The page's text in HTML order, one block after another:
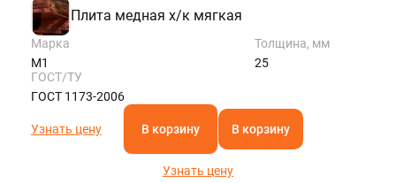
Плита медная х/к мягкая
Марка
М1
Толщина, мм
25
ГОСТ/ТУ
ГОСТ 1173-2006
Узнать цену В корзину В корзину
Узнать цену